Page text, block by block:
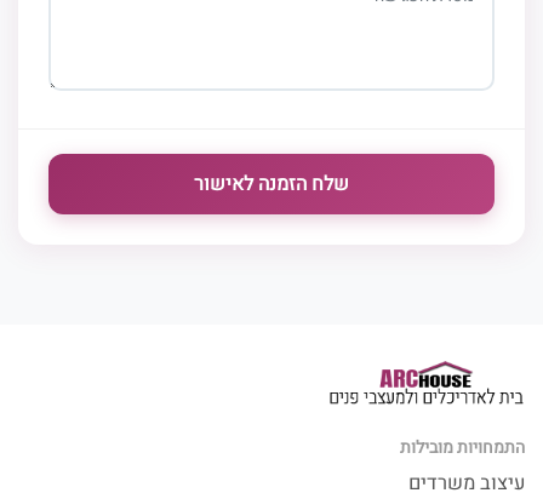
התמחויות מובילות
עיצוב משרדים